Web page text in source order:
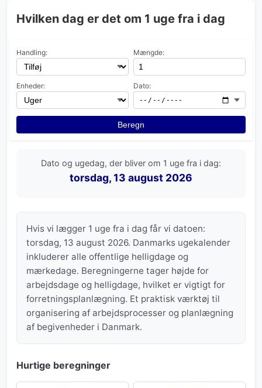
Hvilken dag er det om 1 uge fra i dag
Handling: Mængde:
Enheder: Dato:
Beregn
Dato og ugedag, der bliver om 1 uge fra i dag:
torsdag, 13 august 2026
Hvis vi lægger 1 uge fra i dag får vi datoen:
torsdag, 13 august 2026. Danmarks ugekalender
inkluderer alle offentlige helligdage og
mærkedage. Beregningerne tager højde for
arbejdsdage og helligdage, hvilket er vigtigt for
forretningsplanlægning. Et praktisk værktøj til
organisering af arbejdsprocesser og planlægning
af begivenheder i Danmark.
Hurtige beregninger